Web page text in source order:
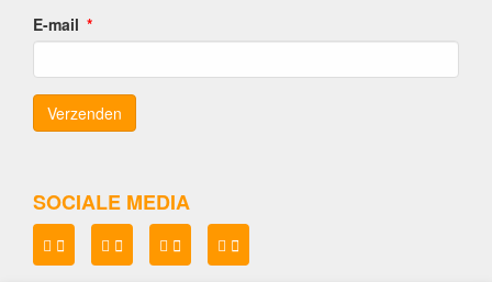
E-mail
SOCIALE MEDIA